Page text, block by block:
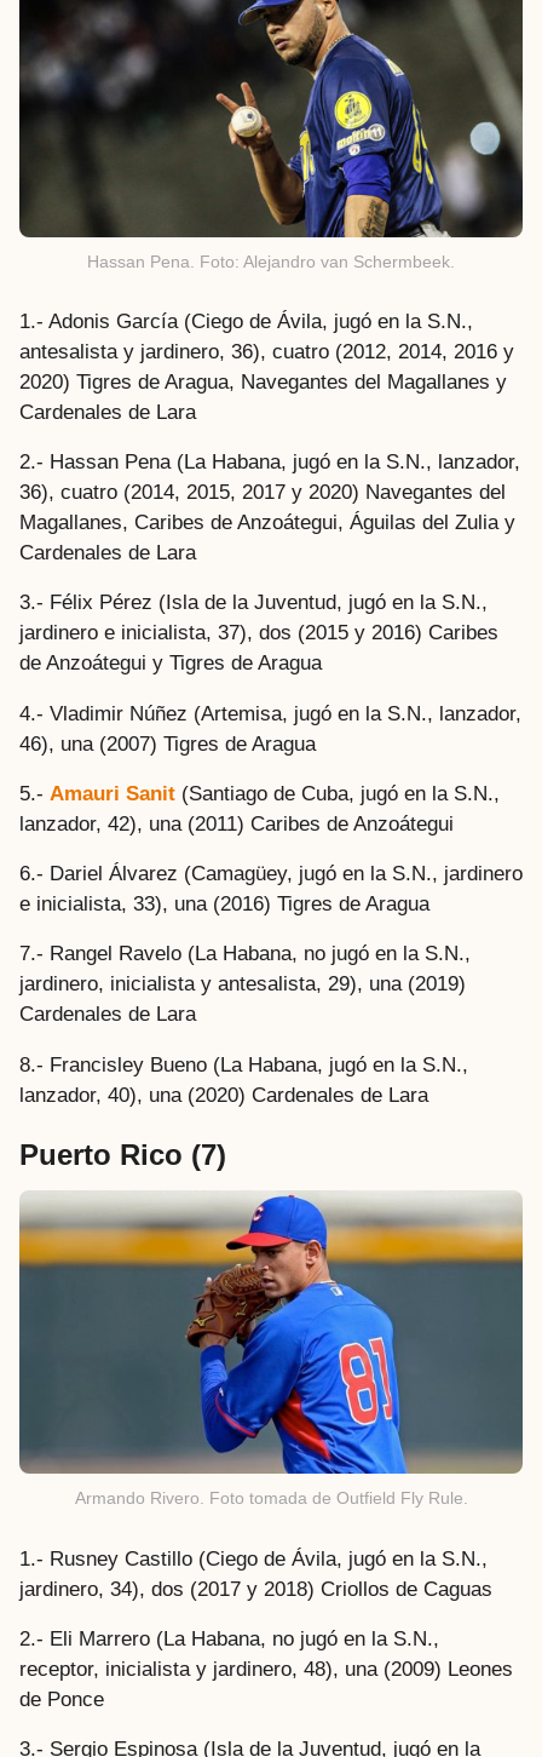
Hassan Pena. Foto: Alejandro van Schermbeek.
1.- Adonis García (Ciego de Ávila, jugó en la S.N.,
antesalista y jardinero, 36), cuatro (2012, 2014, 2016 y
2020) Tigres de Aragua, Navegantes del Magallanes y
Cardenales de Lara
2.- Hassan Pena (La Habana, jugó en la S.N., lanzador,
36), cuatro (2014, 2015, 2017 y 2020) Navegantes del
Magallanes, Caribes de Anzoátegui, Águilas del Zulia y
Cardenales de Lara
3.- Félix Pérez (Isla de la Juventud, jugó en la S.N.,
jardinero e inicialista, 37), dos (2015 y 2016) Caribes
de Anzoátegui y Tigres de Aragua
4.- Vladimir Núñez (Artemisa, jugó en la S.N., lanzador,
46), una (2007) Tigres de Aragua
5.- Amauri Sanit (Santiago de Cuba, jugó en la S.N.,
lanzador, 42), una (2011) Caribes de Anzoátegui
6.- Dariel Álvarez (Camagüey, jugó en la S.N., jardinero
e inicialista, 33), una (2016) Tigres de Aragua
7.- Rangel Ravelo (La Habana, no jugó en la S.N.,
jardinero, inicialista y antesalista, 29), una (2019)
Cardenales de Lara
8.- Francisley Bueno (La Habana, jugó en la S.N.,
lanzador, 40), una (2020) Cardenales de Lara
Puerto Rico (7)
Armando Rivero. Foto tomada de Outfield Fly Rule.
1.- Rusney Castillo (Ciego de Ávila, jugó en la S.N.,
jardinero, 34), dos (2017 y 2018) Criollos de Caguas
2.- Eli Marrero (La Habana, no jugó en la S.N.,
receptor, inicialista y jardinero, 48), una (2009) Leones
de Ponce
3.- Sergio Espinosa (Isla de la Juventud, jugó en la